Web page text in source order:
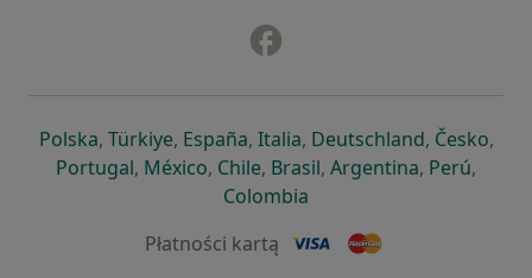
Polskaotwiera się w nowej karcie
, Türkiyeotwiera się w nowej karcie
, Españaotwiera się w nowej karcie
, Italiaotwiera się w nowej
, Deutschlandotwiera się
, Česko,
Portugalotwiera się w nowej karcie
, Méxicootwiera się w nowej karcie
, Chileotwiera się w nowej karcie
, Brasilotwiera się w nowej
, Argentinaotwiera się
, Perú,
Colombia
Płatności kartą